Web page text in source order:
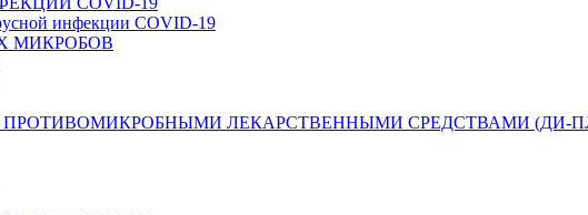
инфекции COVID-19
МИКРОБОВ
ЛЕКАРСТВЕННЫМИ СРЕДСТВАМИ (ДИ-